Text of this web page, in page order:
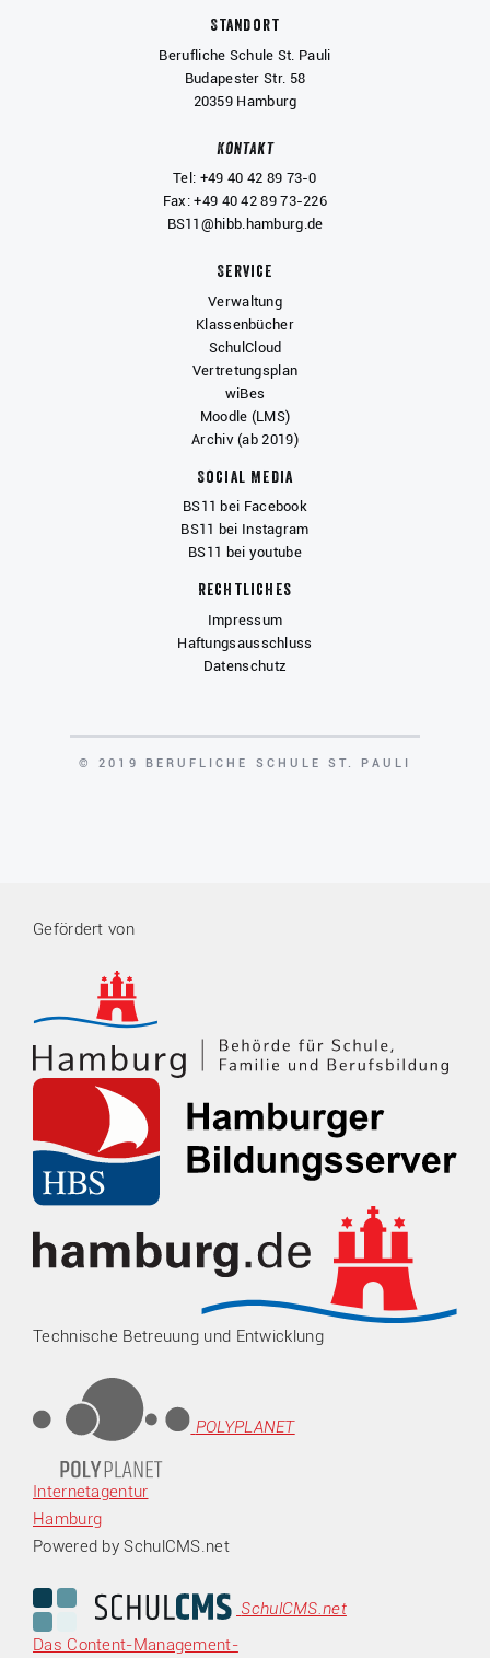
Standort
Berufliche Schule St. Pauli
Budapester Str. 58
20359 Hamburg
Kontakt
Tel: +49 40 42 89 73-0
Fax: +49 40 42 89 73-226
BS11@hibb.hamburg.de
Service
Verwaltung
Klassenbücher
SchulCloud
Vertretungsplan
wiBes
Moodle (LMS)
Archiv (ab 2019)
Social Media
BS11 bei Facebook
BS11 bei Instagram
BS11 bei youtube
Rechtliches
Impressum
Haftungsausschluss
Datenschutz
COPYRIGHT
© 2019 BERUFLICHE SCHULE ST. PAULI
Gefördert von
Technische Betreuung und Entwicklung
POLYPLANET
Internetagentur
Hamburg
Powered by SchulCMS.net
SchulCMS.net
Das Content-Management-